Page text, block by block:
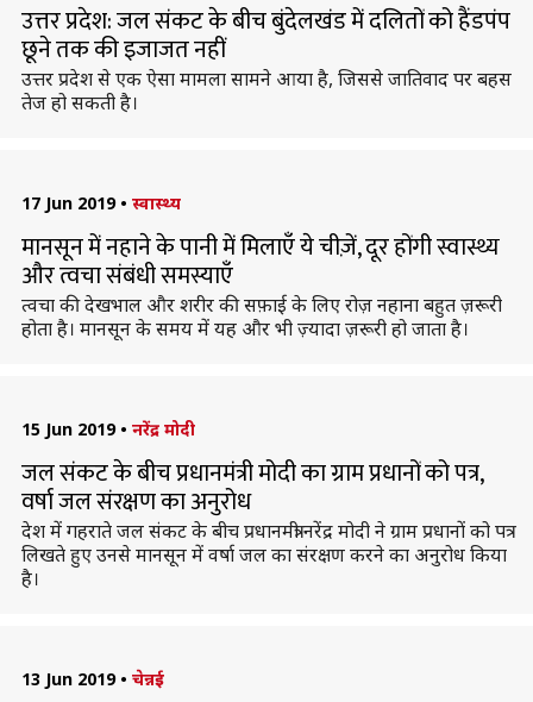
उत्तर प्रदेश: जल संकट के बीच बुंदेलखंड में दलितों को हैंडपंप
छूने तक की इजाजत नहीं
उत्तर प्रदेश से एक ऐसा मामला सामने आया है, जिससे जातिवाद पर बहस
तेज हो सकती है।
17 Jun 2019 • स्वास्थ्य
मानसून में नहाने के पानी में मिलाएँ ये चीज़ें, दूर होंगी स्वास्थ्य
और त्वचा संबंधी समस्याएँ
त्वचा की देखभाल और शरीर की सफ़ाई के लिए रोज़ नहाना बहुत ज़रूरी
होता है। मानसून के समय में यह और भी ज़्यादा ज़रूरी हो जाता है।
15 Jun 2019 • नरेंद्र मोदी
जल संकट के बीच प्रधानमंत्री मोदी का ग्राम प्रधानों को पत्र,
वर्षा जल संरक्षण का अनुरोध
देश में गहराते जल संकट के बीच प्रधानमंत्री नरेंद्र मोदी ने ग्राम प्रधानों को पत्र
लिखते हुए उनसे मानसून में वर्षा जल का संरक्षण करने का अनुरोध किया
है।
13 Jun 2019 • चेन्नई